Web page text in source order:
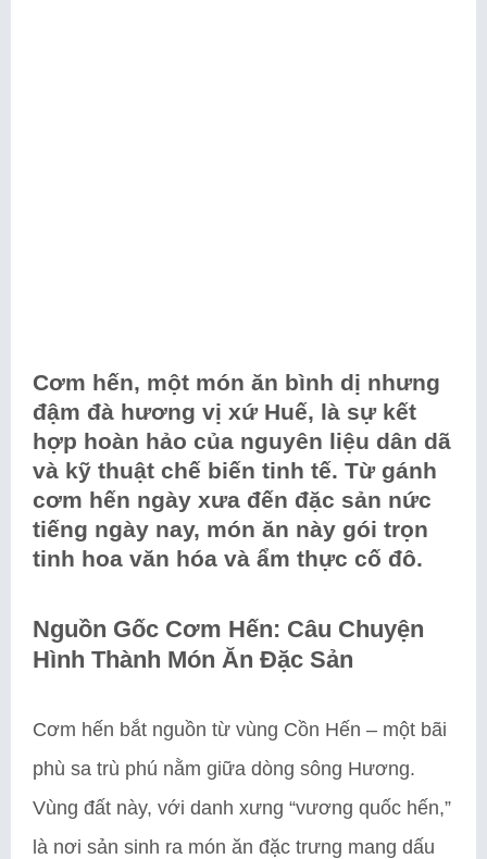
Cơm hến, một món ăn bình dị nhưng
đậm đà hương vị xứ Huế, là sự kết
hợp hoàn hảo của nguyên liệu dân dã
và kỹ thuật chế biến tinh tế. Từ gánh
cơm hến ngày xưa đến đặc sản nức
tiếng ngày nay, món ăn này gói trọn
tinh hoa văn hóa và ẩm thực cố đô.
Nguồn Gốc Cơm Hến: Câu Chuyện
Hình Thành Món Ăn Đặc Sản
Cơm hến bắt nguồn từ vùng Cồn Hến – một bãi
phù sa trù phú nằm giữa dòng sông Hương.
Vùng đất này, với danh xưng “vương quốc hến,”
là nơi sản sinh ra món ăn đặc trưng mang dấu